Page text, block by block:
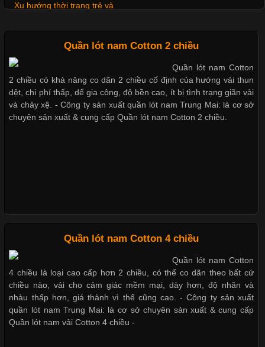
Chất Liệu Lycra Có Gì Đặc Biệt Trong Ngành Thời Trang?
Cập nhật 2026-05-27 17:03:46
Vải Lycra Là Gì? Chất Liệu Co Giãn Được Ưa Chuộng Trong
Ngành May Mặc Trong ngành thời trang hiện đại, các loại vải có
Trong những năm gần đây, vải Bamboo đang trở thành một
trong những chất liệu được yêu thích trong ngành thời trang
nhờ đặc tính mềm mại, thoáng khí và thân thiện với môi trường.
Không chỉ được ứng dụng trong quần áo thường ngày, loại vải
này còn xuất hiện nhiều trong các sản phẩm đồ lót
Xu hướng thời trang trẻ và
đúng cách
thông dụng hiện nay
Bộ sưu tập quần lót nam Boxer
TpHCM
Quần lót nam Cotton 2 chiều
Quần lót nam Cotton
2 chiều có khả năng co dãn 2 chiều cố định của hướng vải thun
dệt, chi phí thấp, dể gia công, độ bền cao, ít bị tình trạng giãn vải
và chảy xệ. - Công ty sản xuất quần lót nam Trung Mai: là cơ sở
chuyên sản xuất & cung cấp Quần lót nam Cotton 2 chiều.
Quần lót nam Cotton 4 chiều
Quần lót nam Cotton
4 chiều là loại cao cấp hơn 2 chiều, có thể co dãn theo bất cứ
chiều nào, vải cho cảm giác mềm mại, dày hơn, độ nhăn và
nhàu thấp hơn, giá thành vì thế cũng cao. - Công ty sản xuất
quần lót nam Trung Mai: là cơ sở chuyên sản xuất & cung cấp
Quần lót nam vải Cotton 4 chiều -